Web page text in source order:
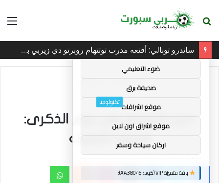
بحث
ساندرو تونالي: أقنعه مدرب توتنهام روبرتو دي زيربي بسرعة بالتوقيع
تكنولوجيا
تكنولوجيا
دليل التسوق في يوم الذكرى:
استعد للصيف
فيسبوكتويتر لينكدإن بينتيريست واتساب
توصيات :
باقة متميزة VIP (كود: AA35872):
ضوء التعليمي
صحيفة برق
موقع اشراقات
موقع اشراق اون لاين
اركان سياحة وسفر
باقة متميزة VIP (كود: AA38045):